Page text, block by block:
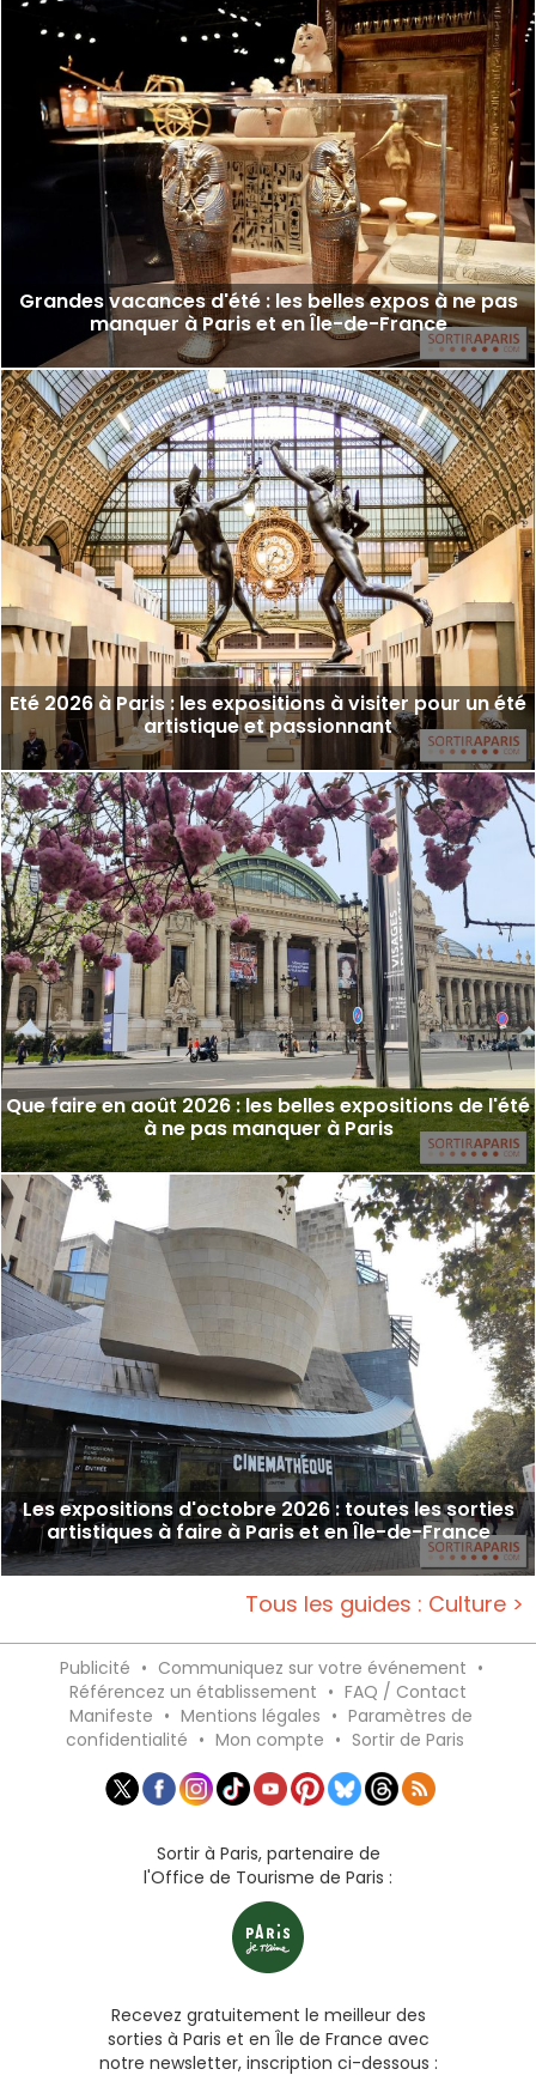
Grandes vacances d'été : les belles expos à ne pas
manquer à Paris et en Île-de-France
Eté 2026 à Paris : les expositions à visiter pour un été
artistique et passionnant
Que faire en août 2026 : les belles expositions de l'été
à ne pas manquer à Paris
Les expositions d'octobre 2026 : toutes les sorties
artistiques à faire à Paris et en Île-de-France
Tous les guides : Culture >
Publicité • Communiquez sur votre événement •
Référencez un établissement • FAQ / Contact
Manifeste • Mentions légales • Paramètres de
confidentialité • Mon compte • Sortir de Paris
Sortir à Paris, partenaire de
l'Office de Tourisme de Paris :
Recevez gratuitement le meilleur des
sorties à Paris et en Île de France avec
notre newsletter, inscription ci-dessous :